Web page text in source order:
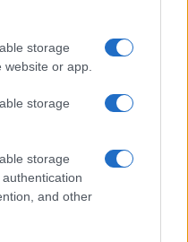
storage
or app.
storage
storage
and other
a OPPO y Coinbase